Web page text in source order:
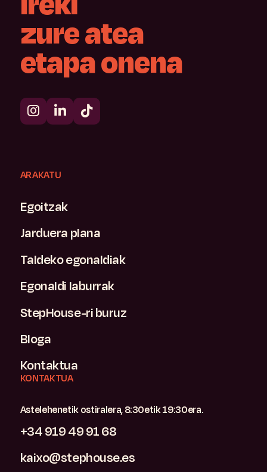
zureatea
etapaonena
ARAKATU
Egoitzak
Jarduera plana
Taldeko egonaldiak
Egonaldi laburrak
StepHouse-ri buruz
Bloga
Kontaktua
KONTAKTUA
Astelehenetik ostiralera, 8:30etik 19:30era.
+34 919 49 91 68
kaixo@stephouse.es